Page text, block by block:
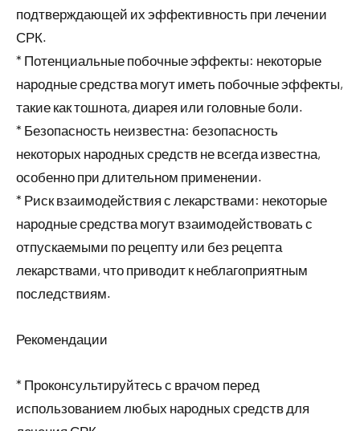
подтверждающей их эффективность при лечении
СРК.
* Потенциальные побочные эффекты: некоторые
народные средства могут иметь побочные эффекты,
такие как тошнота, диарея или головные боли.
* Безопасность неизвестна: безопасность
некоторых народных средств не всегда известна,
особенно при длительном применении.
* Риск взаимодействия с лекарствами: некоторые
народные средства могут взаимодействовать с
отпускаемыми по рецепту или без рецепта
лекарствами, что приводит к неблагоприятным
последствиям.
Рекомендации
* Проконсультируйтесь с врачом перед
использованием любых народных средств для